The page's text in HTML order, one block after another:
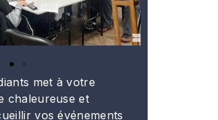
met à votre
chaleureuse et
vos événements